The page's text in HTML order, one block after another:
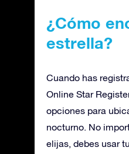
¿Cómo
estrella?
Cuando has
Online Star
opciones para
nocturno. No
elijas, debes usar tu